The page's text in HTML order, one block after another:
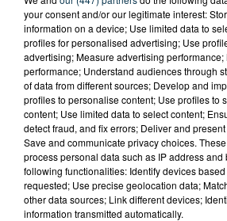
VOLEURS ARRÊTÉS À...
your consent and/or our legitimate interest:
information on a device; Use limited data to
profiles for personalised advertising; Use
advertising; Measure advertising
performance; Understand audiences through
of data from different sources; Develop and
profiles to personalise content; Use profiles to
content; Use limited data to select content;
detect fraud, and fix errors; Deliver and
Save and communicate privacy choices.
process personal data such as IP address and
following functionalities: Identify devices
requested; Use precise geolocation data;
other data sources; Link different devices;
information transmitted automatically.